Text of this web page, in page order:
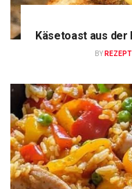
Käsetoast aus
BY